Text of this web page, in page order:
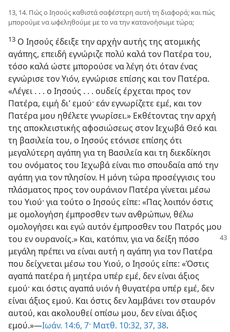
13, 14. Πώς ο Ιησούς καθιστά σαφέστερη αυτή τη διαφορά; και πώς
μπορούμε να ωφεληθούμε με το να την κατανοήσωμε τώρα;
13 Ο Ιησούς έδειξε την αρχήν αυτής της ατομικής
αγάπης, επειδή εγνώριζε πολύ καλά τον Πατέρα του,
τόσο καλά ώστε μπορούσε να λέγη ότι όταν ένας
εγνώρισε τον Υιόν, εγνώρισε επίσης και τον Πατέρα.
«Λέγει . . . ο Ιησούς . . . ουδείς έρχεται προς τον
Πατέρα, ειμή δι’ εμού· εάν εγνωρίζετε εμέ, και τον
Πατέρα μου ηθέλετε γνωρίσει.» Εκθέτοντας την αρχή
της αποκλειστικής αφοσιώσεως στον Ιεχωβά Θεό και
τη βασιλεία του, ο Ιησούς ετόνισε επίσης ότι
μεγαλύτερη αγάπη για τη Βασιλεία και τη διεκδίκησι
του ονόματος του Ιεχωβά είναι πιο σπουδαία από την
αγάπη για τον πλησίον. Η μόνη τώρα προσέγγισις του
πλάσματος προς τον ουράνιον Πατέρα γίνεται μέσω
του Υιού· για τούτο ο Ιησούς είπε: «Πας λοιπόν όστις
με ομολογήση έμπροσθεν των ανθρώπων, θέλω
ομολογήσει και εγώ αυτόν έμπροσθεν του Πατρός μου
του εν ουρανοίς.» Και, κατόπιν, για να δείξη πόσο
μεγάλη πρέπει να είναι αυτή η αγάπη για τον Πατέρα
που δείχνεται μέσω του Υιού, ο Ιησούς είπε: «Όστις
αγαπά πατέρα ή μητέρα υπέρ εμέ, δεν είναι άξιος
εμού· και όστις αγαπά υιόν ή θυγατέρα υπέρ εμέ, δεν
είναι άξιος εμού. Και όστις δεν λαμβάνει τον σταυρόν
αυτού, και ακολουθεί οπίσω μου, δεν είναι άξιος
εμού.»—Ιωάν. 14:6, 7· Ματθ. 10:32, 37, 38.